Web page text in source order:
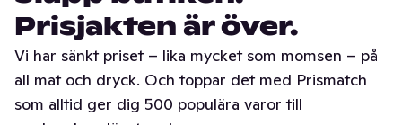
Prisjakten är över.
Vi har sänkt priset – lika mycket som momsen – på
all mat och dryck. Och toppar det med Prismatch
som alltid ger dig 500 populära varor till